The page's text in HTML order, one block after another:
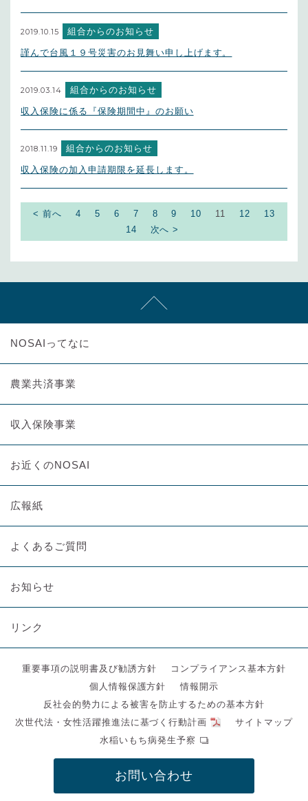
2019.10.15 組合からのお知らせ
謹んで台風１９号災害のお見舞い申し上げます。
2019.03.14 組合からのお知らせ
収入保険に係る『保険期間中』のお願い
2018.11.19 組合からのお知らせ
収入保険の加入申請期限を延長します。
< 前へ 4 5 6 7 8 9 10 11 12
13
14
次へ >
NOSAIってなに
農業共済事業
収入保険事業
お近くのNOSAI
広報紙
よくあるご質問
お知らせ
リンク
重要事項の説明書及び勧誘方針
コンプライアンス基本方針
個人情報保護方針
情報開示
反社会的勢力による被害を防止するための基本方針
次世代法・女性活躍推進法に基づく行動計画
サイトマップ
水稲いもち病発生予察
お問い合わせ